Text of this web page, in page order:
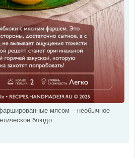
мясом – необычное
блюдо